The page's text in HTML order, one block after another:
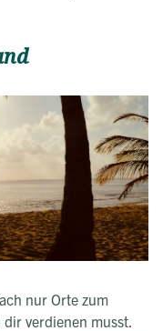
nur Orte zum
verdienen musst.